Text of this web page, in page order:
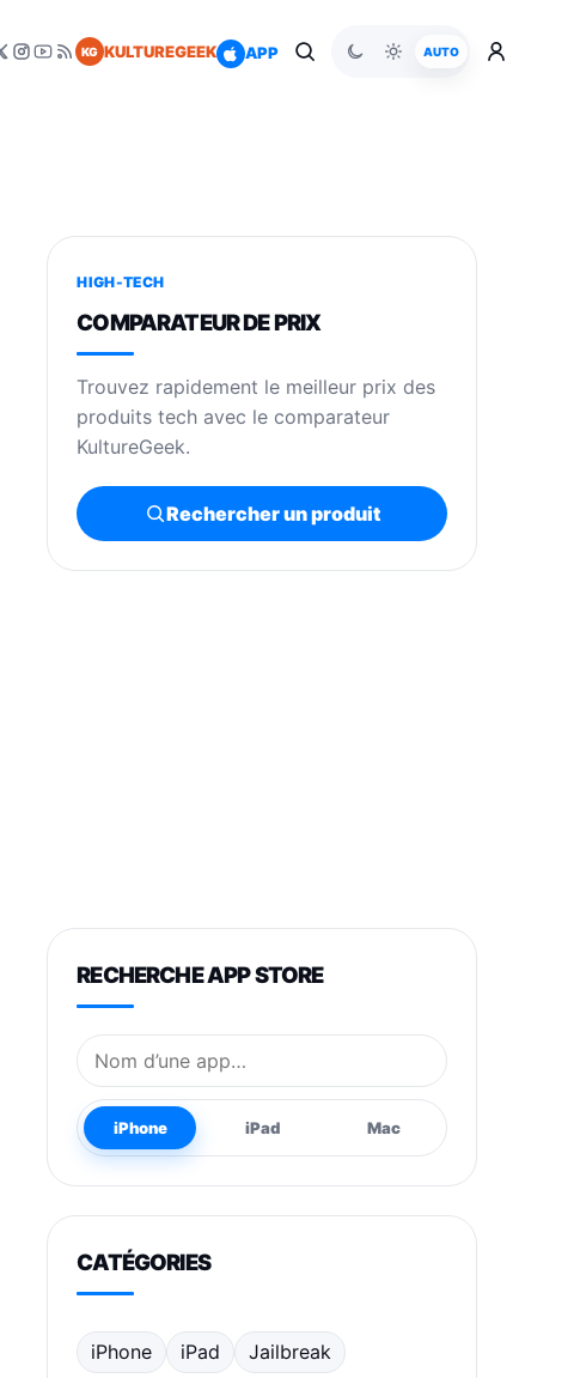
KG KULTUREGEEK APP AUTO
HIGH-TECH
COMPARATEUR DE PRIX
Trouvez rapidement le meilleur prix des
produits tech avec le comparateur
KultureGeek.
Rechercher un produit
RECHERCHE APP STORE
Nom de l’application
iPhone iPad Mac
CATÉGORIES
iPhone iPad Jailbreak